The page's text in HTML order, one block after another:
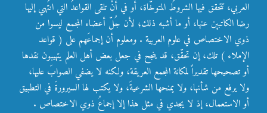
العربي، تتحقق فيها الشروطُ المتوخّاة، أو في أنْ تلقى القواعدُ التي انتُهي إليها
رضا الكاتبين عنها، أو ما أشبه ذلك؛ لأن جُلّ أعضاء المجمع ليسوا من
ذوي الاختصاص في علوم العربية . ومعلوم أن إجماعَهم على ( قواعد
الإملاء ) تلك، إن تحقّق، قد ينجح في جعل بعض أهل العلم يتهيبون نقدها
أو تصحيحها تقديراً لمكانة المجمع العريقة، ولكنه لا يضفي الصوابَ عليها،
ولا يرفع من شأنها، ولا يمنحها الشرعيةَ، ولا يكتب لها السيرورةَ في التطبيق
أو الاستعمال، إذ لا يجدي في مثل هذا إلا إجماعُ ذوي الاختصاص .